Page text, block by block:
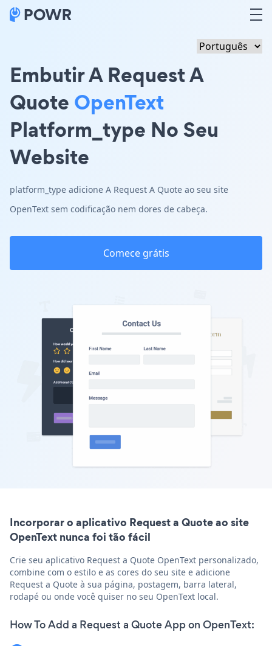
Embutir A Request A
Quote OpenText
Platform_type No Seu
Website
platform_type adicione A Request A Quote ao seu site
OpenText sem codificação nem dores de cabeça.
Comece grátis
Incorporar o aplicativo Request a Quote ao site
OpenText nunca foi tão fácil
Crie seu aplicativo Request a Quote OpenText personalizado,
combine com o estilo e as cores do seu site e adicione
Request a Quote à sua página, postagem, barra lateral,
rodapé ou onde você quiser no seu OpenText local.
How To Add a Request a Quote App on OpenText: